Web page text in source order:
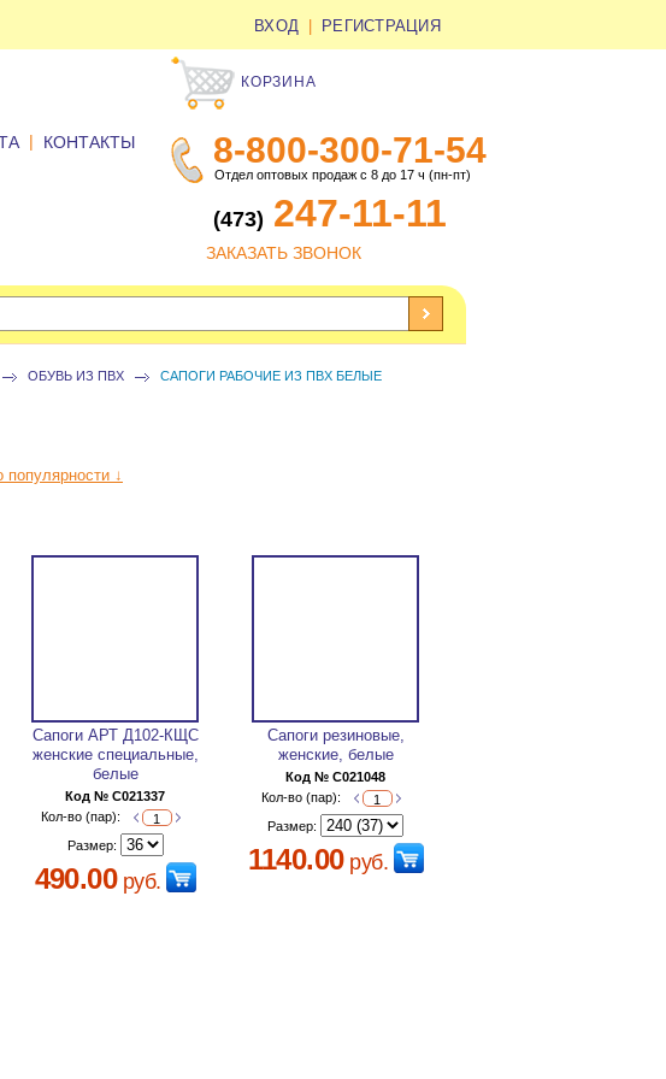
ВХОД РЕГИСТРАЦИЯ
КОРЗИНА
8-800-300-71-54
Отдел оптовых продаж с 8 до 17 ч (пн-пт)
(473) 247-11-11
ЗАКАЗАТЬ ЗВОНОК
| КОНТАКТЫ
ОБУВЬ ИЗ ПВХ САПОГИ РАБОЧИЕ ИЗ ПВХ БЕЛЫЕ
популярности ↓
Сапоги АРТ Д102-КЩС
женские специальные,
белые
Код № C021337
Кол-во (пар):
Размер:
490.00руб.
Сапоги резиновые,
женские, белые
Код № C021048
Кол-во (пар):
Размер:
1140.00руб.